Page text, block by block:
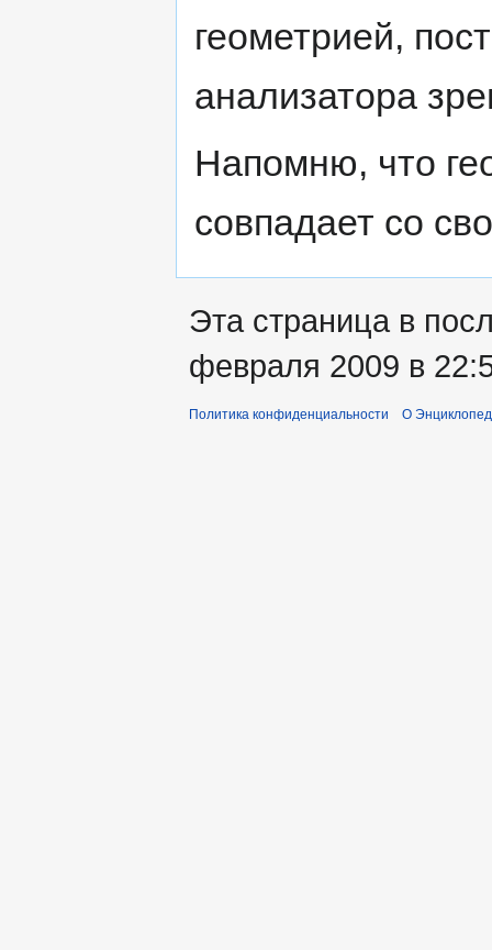
геометрией,
анализатора
Напомню, что
совпадает со
Эта страница в
февраля 2009 в
Политика конфиденциальности О